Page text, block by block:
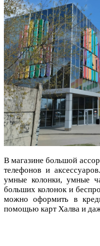
В магазине большой
телефонов и
умные колонки, умные
больших колонок и
можно оформить в
помощью карт Халва и